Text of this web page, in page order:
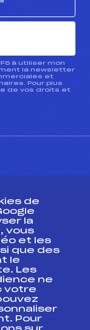
à utiliser mon
la newsletter
et
Pour plus
de vos droits et
Suivi
de
la
vous
et les
que des
le
Les
ne
votre
Pour